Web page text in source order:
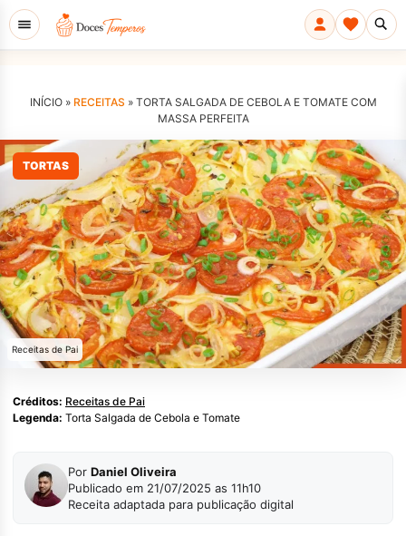
INÍCIO » RECEITAS » TORTA SALGADA DE CEBOLA E TOMATE COM
MASSA PERFEITA
TORTAS
Receitas de Pai
Créditos: Receitas de Pai
Legenda: Torta Salgada de Cebola e Tomate
Por Daniel Oliveira
Publicado em 21/07/2025 as 11h10
Receita adaptada para publicação digital